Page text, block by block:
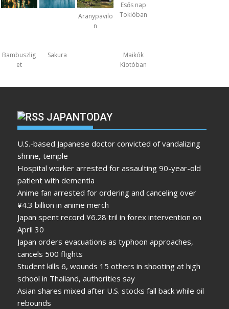
Aranypavilo
n
Esős nap
Tokióban
Bambuszlig
et
Sakura
Maikók
Kiotóban
JAPANTODAY
U.S.-based Japanese doctor convicted of vandalizing
shrine, temple
Hospital worker arrested for assaulting 90-year-old
patient with dementia
Anime fan arrested for ordering and canceling over
¥4.3 billion in anime merch
Japan spent record ¥6.28 tril in forex intervention on
April 30
Japan orders evacuations as typhoon approaches,
cancels 500 flights
Student kills 6, wounds 15 others in shooting at high
school in Thailand, authorities say
Asian shares mixed after U.S. stocks fall back while oil
rebounds